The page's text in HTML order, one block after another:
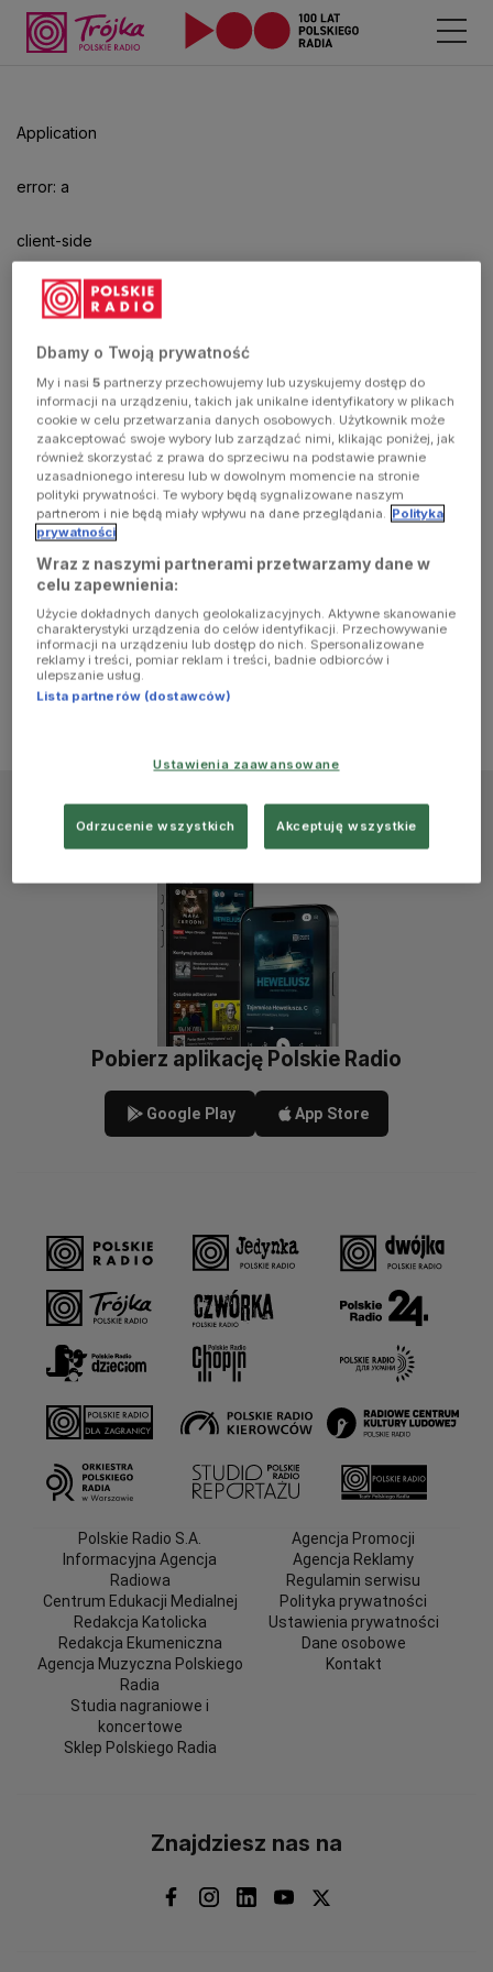
Application
error: a
client-side
exception
has
occurred
(see the
browser
console for
more
information)
aby
odtwarzać.
Pobierz aplikację Polskie Radio
Google Play App Store
Polskie Radio S.A.
Informacyjna Agencja
Radiowa
Centrum Edukacji Medialnej
Redakcja Katolicka
Redakcja Ekumeniczna
Agencja Muzyczna Polskiego
Radia
Studia nagraniowe i
koncertowe
Sklep Polskiego Radia
Agencja Promocji
Agencja Reklamy
Regulamin serwisu
Polityka prywatności
Ustawienia prywatności
Dane osobowe
Kontakt
Znajdziesz nas na
Dbamy o Twoją prywatność
My i nasi5 partnerzy przechowujemy lub uzyskujemy dostęp do
informacji na urządzeniu, takich jak unikalne identyfikatory w plikach
cookie w celu przetwarzania danych osobowych. Użytkownik może
zaakceptować swoje wybory lub zarządzać nimi, klikając poniżej, jak
również skorzystać z prawa do sprzeciwu na podstawie prawnie
uzasadnionego interesu lub w dowolnym momencie na stronie
polityki prywatności. Te wybory będą sygnalizowane naszym
partnerom i nie będą miały wpływu na dane przeglądania. Polityka
prywatności
Wraz z naszymi partnerami przetwarzamy dane w
celu zapewnienia:
Użycie dokładnych danych geolokalizacyjnych. Aktywne skanowanie
charakterystyki urządzenia do celów identyfikacji. Przechowywanie
informacji na urządzeniu lub dostęp do nich. Spersonalizowane
reklamy i treści, pomiar reklam i treści, badnie odbiorców i
ulepszanie usług.
Lista partnerów (dostawców)
Ustawienia zaawansowane
Odrzucenie wszystkich Akceptuję wszystkie